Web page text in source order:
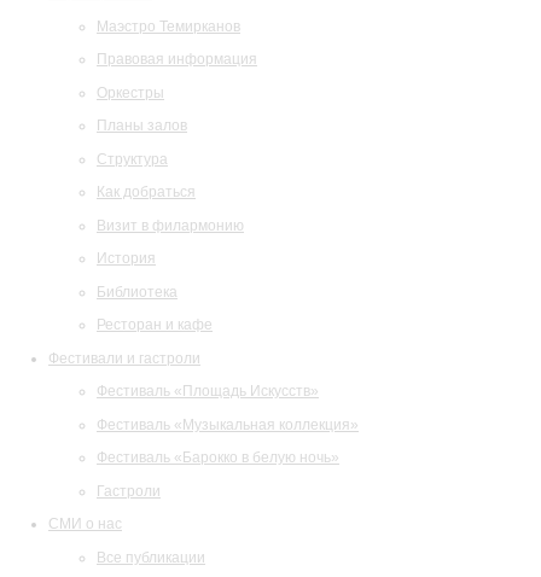
Маэстро Темирканов
Правовая информация
Оркестры
Планы залов
Структура
Как добраться
Визит в филармонию
История
Библиотека
Ресторан и кафе
Фестивали и гастроли
Фестиваль «Площадь Искусств»
Фестиваль «Музыкальная коллекция»
Фестиваль «Барокко в белую ночь»
Гастроли
СМИ о нас
Все публикации